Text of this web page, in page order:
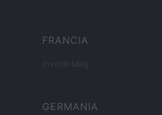
FRANCIA
InvestirMag
GERMANIA